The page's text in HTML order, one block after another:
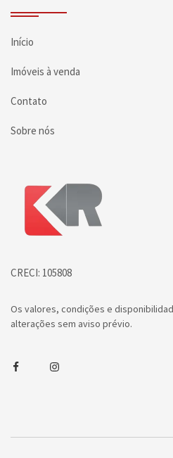
Início
Imóveis à venda
Contato
Sobre nós
Página inicial
CRECI: 105808
Os valores, condições e
alterações sem aviso prévio.
FacebookInstagram